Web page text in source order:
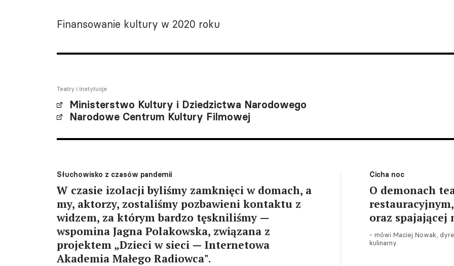
Finansowanie kultury w 2020 roku
Teatry i instytucje
Ministerstwo Kultury i Dziedzictwa Narodowego
Narodowe Centrum Kultury Filmowej
Słuchowisko z czasów pandemii
W czasie izolacji byliśmy zamknięci w domach, a
my, aktorzy, zostaliśmy pozbawieni kontaktu z
widzem, za którym bardzo tęskniliśmy —
wspomina Jagna Polakowska, związana z
projektem „Dzieci w sieci — Internetowa
Akademia Małego Radiowca".
Cicha noc
O demonach
oraz
- mówi Maciej Nowak,
kulinarny.